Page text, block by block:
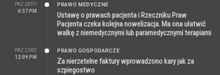
PAŹ 28TH
6:37 PM
PRAWO MEDYCZNE
Ustawę o prawach pacjenta i Rzeczniku Praw
Pacjenta czeka kolejna nowelizacja. Ma ona ułatwić
walkę z niemedycznymi lub paramedycznymi terapiami
PAŹ 23RD
12:09 PM
PRAWO GOSPODARCZE
Za nierzetelne faktury wprowadzono kary jak za
szpiegostwo